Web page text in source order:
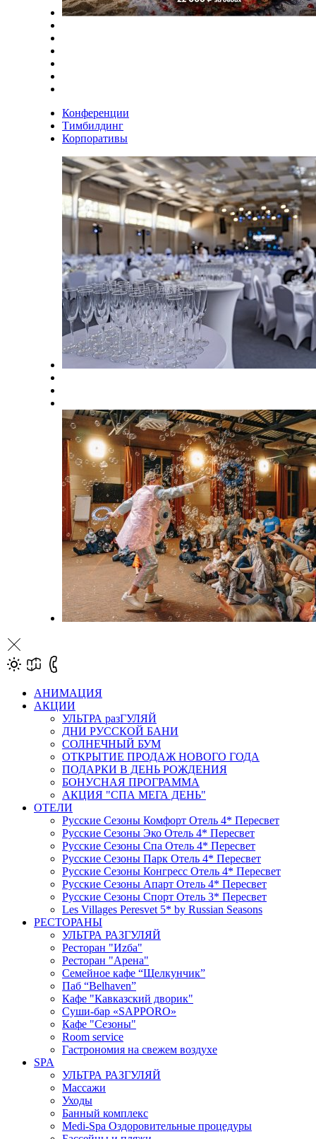
Конференции
Тимбилдинг
Корпоративы
АНИМАЦИЯ
АКЦИИ
УЛЬТРА разГУЛЯЙ
ДНИ РУССКОЙ БАНИ
СОЛНЕЧНЫЙ БУМ
ОТКРЫТИЕ ПРОДАЖ НОВОГО ГОДА
ПОДАРКИ В ДЕНЬ РОЖДЕНИЯ
БОНУСНАЯ ПРОГРАММА
АКЦИЯ "СПА МЕГА ДЕНЬ"
ОТЕЛИ
Русские Сезоны Комфорт Отель 4* Пересвет
Русские Сезоны Эко Отель 4* Пересвет
Русские Сезоны Спа Отель 4* Пересвет
Русские Сезоны Парк Отель 4* Пересвет
Русские Сезоны Конгресс Отель 4* Пересвет
Русские Сезоны Апарт Отель 4* Пересвет
Русские Сезоны Спорт Отель 3* Пересвет
Les Villages Peresvet 5* by Russian Seasons
РЕСТОРАНЫ
УЛЬТРА РАЗГУЛЯЙ
Ресторан "Иzба"
Ресторан "Арена"
Семейное кафе “Щелкунчик”
Паб “Belhaven”
Кафе "Кавказский дворик"
Суши-бар «SAPPORO»
Кафе "Сезоны"
Room service
Гастрономия на свежем воздухе
SPA
УЛЬТРА РАЗГУЛЯЙ
Массажи
Уходы
Банный комплекс
Medi-Spa Оздоровительные процедуры